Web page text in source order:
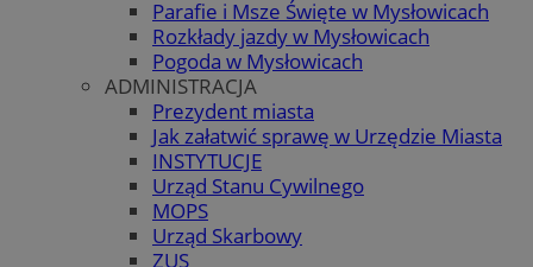
Parafie i Msze Święte w Mysłowicach
Rozkłady jazdy w Mysłowicach
Pogoda w Mysłowicach
ADMINISTRACJA
Prezydent miasta
Jak załatwić sprawę w Urzędzie Miasta
INSTYTUCJE
Urząd Stanu Cywilnego
MOPS
Urząd Skarbowy
ZUS